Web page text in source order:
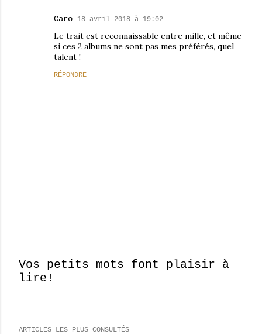
Caro 18 avril 2018 à 19:02
Le trait est reconnaissable entre mille, et même
si ces 2 albums ne sont pas mes préférés, quel
talent !
RÉPONDRE
E
Vos petits mots font plaisir à
lire!
ARTICLES LES PLUS CONSULTÉS